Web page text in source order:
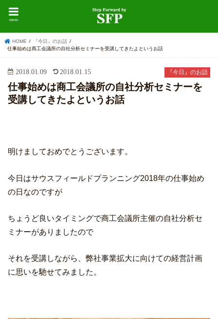
menu
HOME
『今日』のお話
仕事始めは商工会議所の自社分析セミナーを受講してきたよというお話
『今日』のお話
2018.01.09 2018.01.15
仕事始めは商工会議所の自社分析セミナーを
受講してきたよというお話
明けましておめでとうございます。
今日はサウスフィールドプランニング2018年の仕事始め
の日なのですが
ちょうど良いタイミングで商工会議所主催の自社分析セ
ミナーがありましたので
それを受講しながら、弊社事業拡大に向けての経営計画
に思いを馳せてみました。